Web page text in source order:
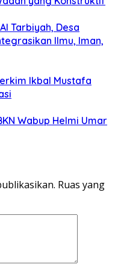
Tarbiyah, Desa
Ilmu, Iman,
Ikbal Mustafa
Wabup Helmi Umar
Ruas yang